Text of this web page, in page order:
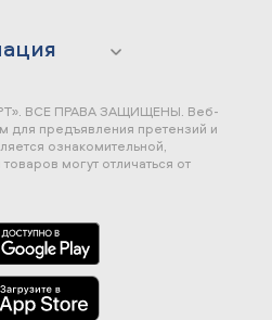
ВСЕ ПРАВА ЗАЩИЩЕНЫ. Веб-
для предъявления претензий и
ознакомительной,
могут отличаться от